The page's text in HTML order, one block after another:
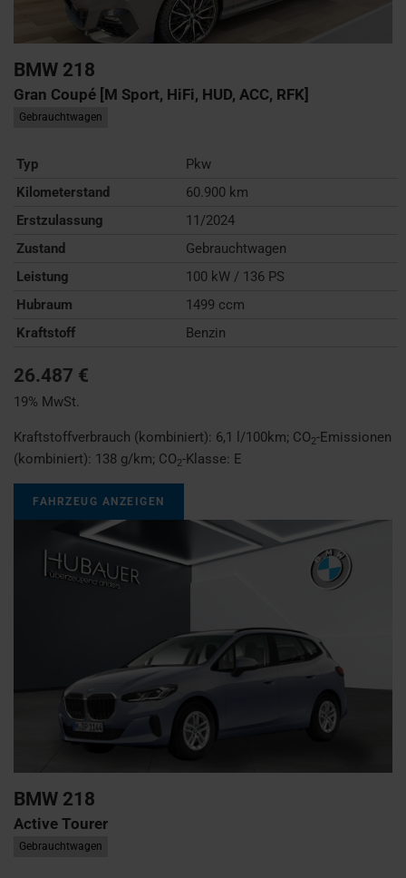
BMW 218
Gran Coupé [M Sport, HiFi, HUD, ACC, RFK]
Gebrauchtwagen
Typ
Pkw
Kilometerstand
60.900 km
Erstzulassung
11/2024
Zustand
Gebrauchtwagen
Leistung
100 kW / 136 PS
Hubraum
1499 ccm
Kraftstoff
Benzin
26.487 €
19% MwSt.
Kraftstoffverbrauch (kombiniert): 6,1 l/100km; CO2-Emissionen
(kombiniert): 138 g/km; CO2-Klasse: E
FAHRZEUG ANZEIGEN
BMW 218
Active Tourer
Gebrauchtwagen